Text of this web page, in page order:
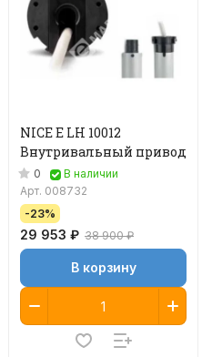
NICE E LH 10012
Внутривальный привод
0
В наличии
Арт. 008732
-23%
29 953 ₽ 38 900 ₽
В корзину